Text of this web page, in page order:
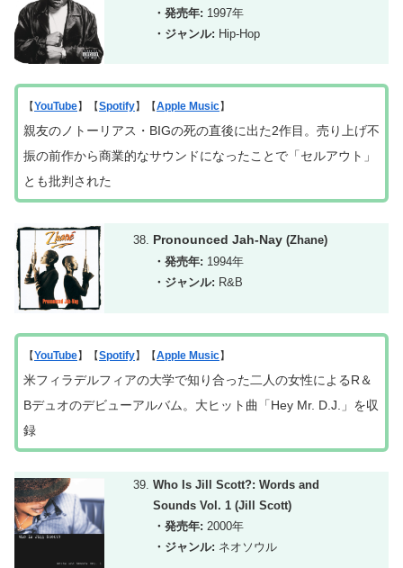
・発売年: 1997年
・ジャンル: Hip-Hop
【YouTube】【Spotify】【Apple Music】
親友のノトーリアス・BIGの死の直後に出た2作目。売り上げ不
振の前作から商業的なサウンドになったことで「セルアウト」
とも批判された
Pronounced Jah-Nay(Zhane)
・発売年: 1994年
・ジャンル: R&B
【YouTube】【Spotify】【Apple Music】
米フィラデルフィアの大学で知り合った二人の女性によるR＆
Bデュオのデビューアルバム。大ヒット曲「Hey Mr. D.J.」を収
録
Who Is Jill Scott?: Words and
Sounds Vol. 1 (Jill Scott)
・発売年: 2000年
・ジャンル: ネオソウル